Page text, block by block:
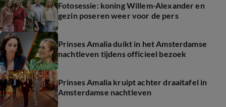
Fotosessie: koning Willem-Alexander en
gezin poseren weer voor de pers
Prinses Amalia duikt in het Amsterdamse
nachtleven tijdens officieel bezoek
Prinses Amalia kruipt achter draaitafel in
Amsterdamse nachtleven